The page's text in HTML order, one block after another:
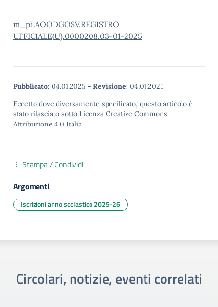
m_pi.AOODGOSV.REGISTRO
UFFICIALE(U).0000208.03-01-2025
Pubblicato: 04.01.2025 - Revisione: 04.01.2025
Eccetto dove diversamente specificato, questo articolo è
stato rilasciato sotto Licenza Creative Commons
Attribuzione 4.0 Italia.
Stampa / Condividi
Argomenti
Iscrizioni anno scolastico 2025-26
Circolari, notizie, eventi correlati